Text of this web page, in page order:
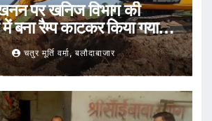
पर खनिज विभाग की
में बना रैम्प काटकर किया गया
चतुर मूर्ति वर्मा, बलौदाबाजार